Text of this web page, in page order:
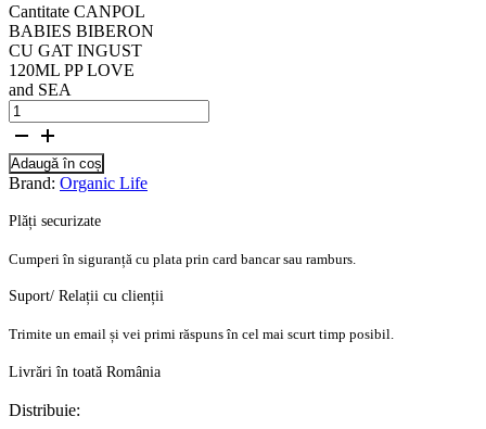
Cantitate CANPOL
BABIES BIBERON
CU GAT INGUST
120ML PP LOVE
and SEA
Adaugă în coș
Brand: Organic Life
Plăți securizate
Cumperi în siguranță cu plata prin card bancar sau ramburs.
Suport/ Relații cu clienții
Trimite un email și vei primi răspuns în cel mai scurt timp posibil.
Livrări în toată România
Distribuie: